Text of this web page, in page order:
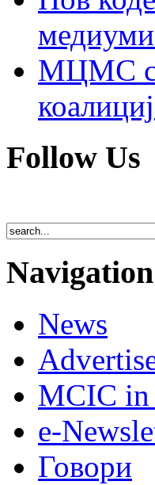
медиуми
МЦМС
Follow Us
Navigation
News
MCIC in
e-
Говори